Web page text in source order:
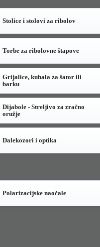
Stolice i stolovi za ribolov
Torbe za ribolovne štapove
Grijalice, kuhala za šator ili
barku
Dijabole - Streljivo za zračno
oružje
Dalekozori i optika
Polarizacijske naočale